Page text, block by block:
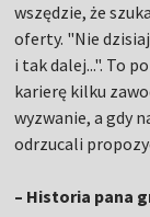
wszędzie, że
oferty. "Nie
i tak dalej...". To
karierę kilku
wyzwanie, a gdy
odrzucali
– Historia pana